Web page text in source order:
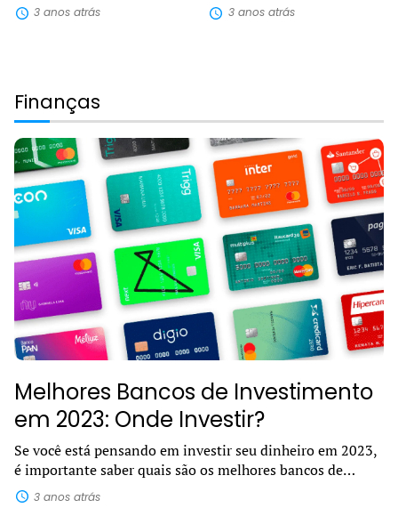
3 anos atrás 3 anos atrás
Finanças
Melhores Bancos de Investimento
em 2023: Onde Investir?
Se você está pensando em investir seu dinheiro em 2023,
é importante saber quais são os melhores bancos de
investimento. Com tantas opções disponíveis no
mercado, pode ser difícil decidir...
3 anos atrás